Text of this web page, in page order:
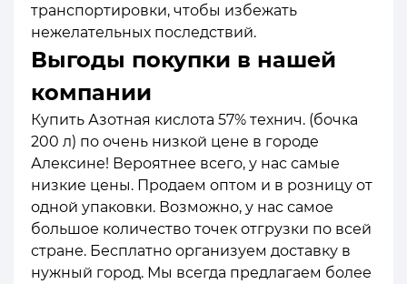
транспортировки, чтобы избежать
нежелательных последствий.
Выгоды покупки в нашей
компании
Купить Азотная кислота 57% технич. (бочка
200 л) по очень низкой цене в городе
Алексине! Вероятнее всего, у нас самые
низкие цены. Продаем оптом и в розницу от
одной упаковки. Возможно, у нас самое
большое количество точек отгрузки по всей
стране. Бесплатно организуем доставку в
нужный город. Мы всегда предлагаем более